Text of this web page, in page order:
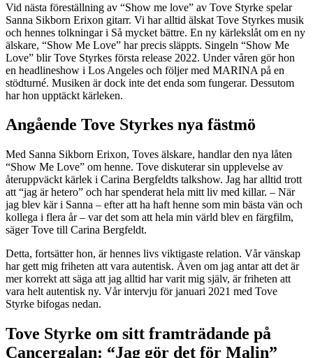
Vid nästa föreställning av “Show me love” av Tove Styrke spelar
Sanna Sikborn Erixon gitarr. Vi har alltid älskat Tove Styrkes musik
och hennes tolkningar i Så mycket bättre. En ny kärlekslåt om en ny
älskare, “Show Me Love” har precis släppts. Singeln “Show Me
Love” blir Tove Styrkes första release 2022. Under våren gör hon
en headlineshow i Los Angeles och följer med MARINA på en
stödturné. Musiken är dock inte det enda som fungerar. Dessutom
har hon upptäckt kärleken.
Angående Tove Styrkes nya fästmö
Med Sanna Sikborn Erixon, Toves älskare, handlar den nya låten
“Show Me Love” om henne. Tove diskuterar sin upplevelse av
återuppväckt kärlek i Carina Bergfeldts talkshow. Jag har alltid trott
att “jag är hetero” och har spenderat hela mitt liv med killar. – När
jag blev kär i Sanna – efter att ha haft henne som min bästa vän och
kollega i flera år – var det som att hela min värld blev en färgfilm,
säger Tove till Carina Bergfeldt.
Detta, fortsätter hon, är hennes livs viktigaste relation. Vår vänskap
har gett mig friheten att vara autentisk. Även om jag antar att det är
mer korrekt att säga att jag alltid har varit mig själv, är friheten att
vara helt autentisk ny. Vår intervju för januari 2021 med Tove
Styrke bifogas nedan.
Tove Styrke om sitt framträdande på
Cancergalan: “Jag gör det för Malin”